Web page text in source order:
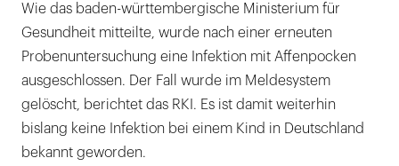
Wie das baden-württembergische Ministerium für
Gesundheit mitteilte, wurde nach einer erneuten
Probenuntersuchung eine Infektion mit Affenpocken
ausgeschlossen. Der Fall wurde im Meldesystem
gelöscht, berichtet das RKI. Es ist damit weiterhin
bislang keine Infektion bei einem Kind in Deutschland
bekannt geworden.